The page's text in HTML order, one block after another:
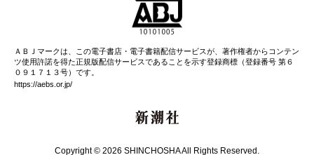
ＡＢＪマークは、この電子書店・電子書籍配信サービスが、著作権者からコンテン
ツ使用許諾を得た正規版配信サービスであることを示す登録商標（登録番号 第６
０９１７１３号）です。
https://aebs.or.jp/
Copyright © 2026 SHINCHOSHA All Rights Reserved.